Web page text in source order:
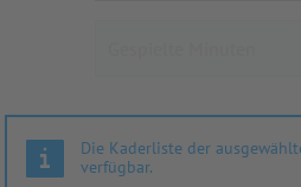
Die Kaderliste der
verfügbar.